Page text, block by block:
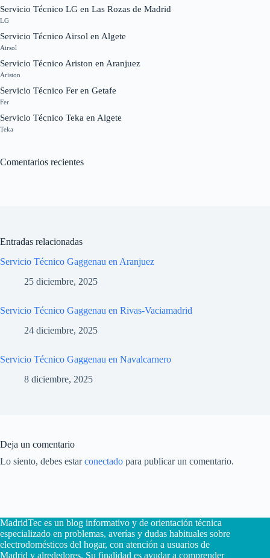
Servicio Técnico LG en Las Rozas de Madrid
LG
Servicio Técnico Airsol en Algete
Airsol
Servicio Técnico Ariston en Aranjuez
Ariston
Servicio Técnico Fer en Getafe
Fer
Servicio Técnico Teka en Algete
Teka
Comentarios recientes
Entradas relacionadas
Servicio Técnico Gaggenau en Aranjuez
25 diciembre, 2025
Servicio Técnico Gaggenau en Rivas-Vaciamadrid
24 diciembre, 2025
Servicio Técnico Gaggenau en Navalcarnero
8 diciembre, 2025
Deja un comentario
Lo siento, debes estarconectado para publicar un comentario.
MadridTec es un blog informativo y de orientación técnica
especializado en problemas, averías y dudas habituales sobre
electrodomésticos del hogar, con atención a usuarios de
Madrid y alrededores. Su finalidad es ayudar a comprender